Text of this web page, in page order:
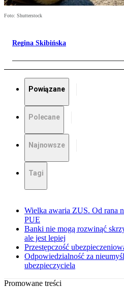
Foto: Shutterstock
Regina Skibińska
Powiązane
Polecane
Najnowsze
Tagi
Wielka awaria ZUS. Od rana
PUE
Banki nie mogą rozwinąć
ale jest lepiej
Przestępczość
Odpowiedzialność za
ubezpieczyciela
Promowane treści